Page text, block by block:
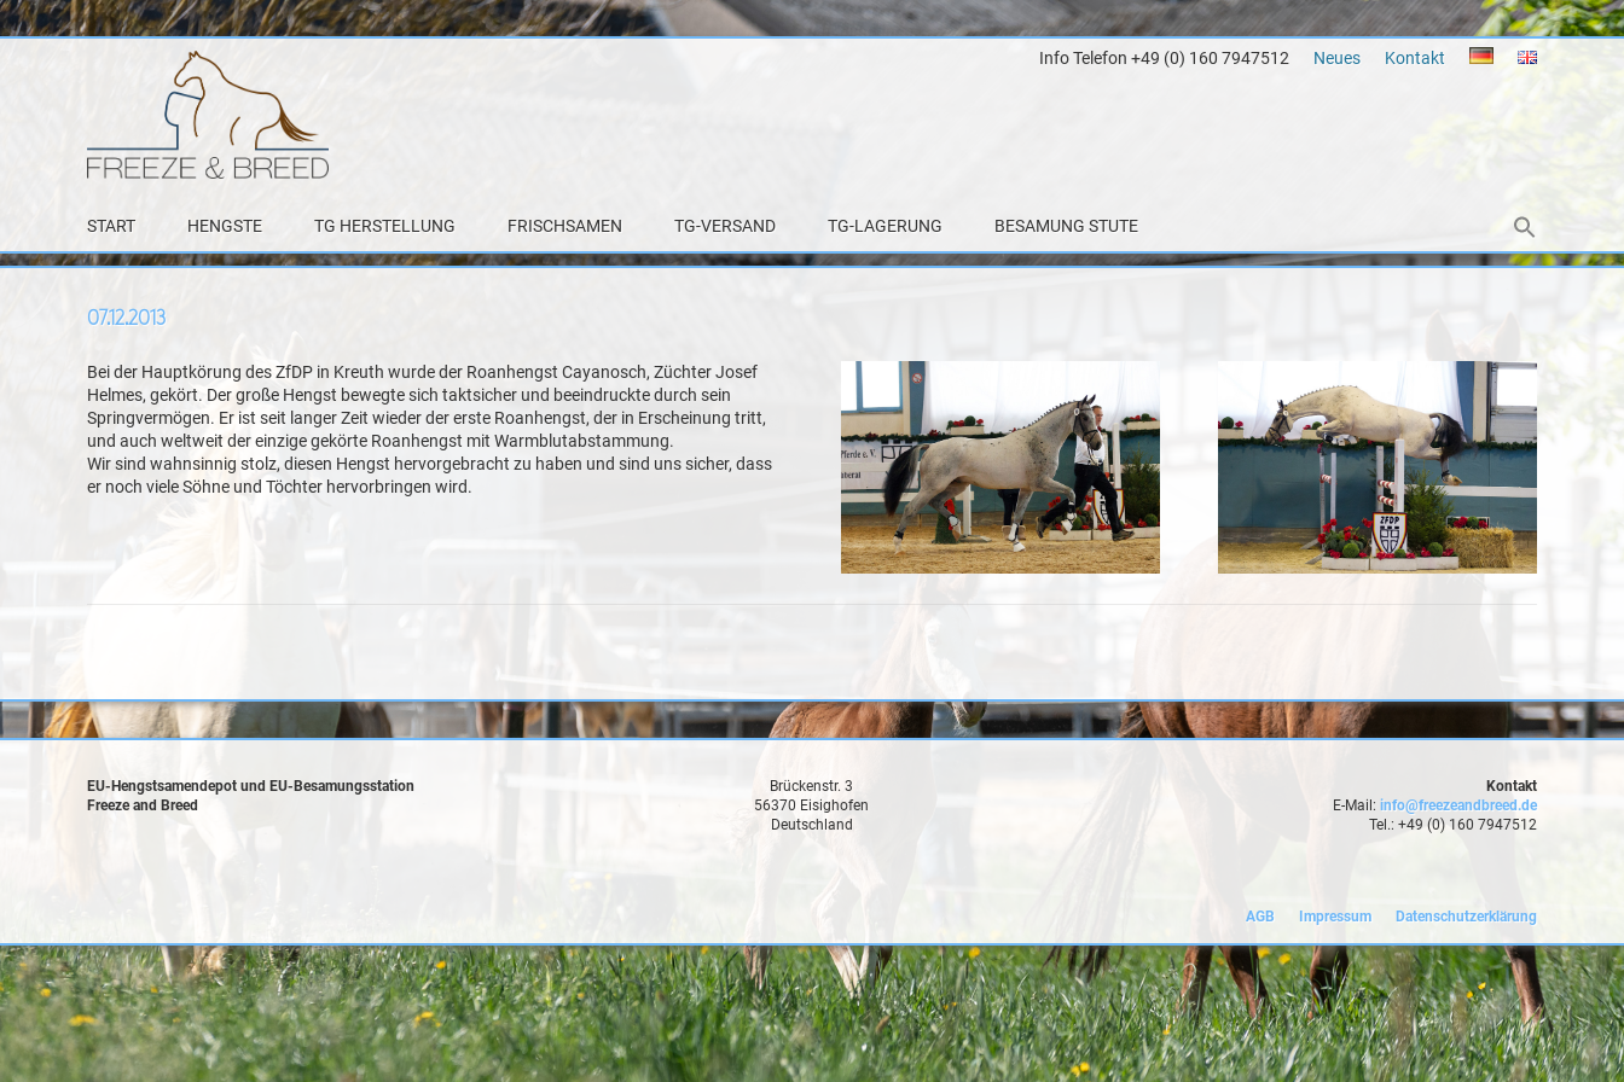
Neues Kontakt
Info Telefon +49 (0) 160 7947512
START HENGSTE TG HERSTELLUNG FRISCHSAMEN TG-VERSAND TG-LAGERUNG BESAMUNG STUTE
07.12.2013
Bei der Hauptkörung des ZfDP in Kreuth wurde der Roanhengst Cayanosch, Züchter Josef
Helmes, gekört. Der große Hengst bewegte sich taktsicher und beeindruckte durch sein
Springvermögen. Er ist seit langer Zeit wieder der erste Roanhengst, der in Erscheinung tritt,
und auch weltweit der einzige gekörte Roanhengst mit Warmblutabstammung.
Wir sind wahnsinnig stolz, diesen Hengst hervorgebracht zu haben und sind uns sicher, dass
er noch viele Söhne und Töchter hervorbringen wird.
EU-Hengstsamendepot und EU-Besamungsstation
Freeze and Breed
Brückenstr. 3
56370 Eisighofen
Deutschland
Kontakt
E-Mail: info@freezeandbreed.de
Tel.: +49 (0) 160 7947512
AGB Impressum Datenschutzerklärung